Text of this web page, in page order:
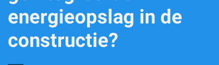
energieopslag in de
constructie?